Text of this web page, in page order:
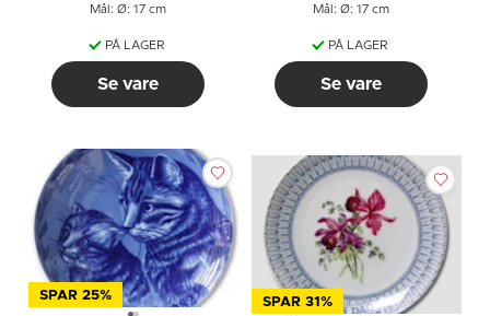
Mål: Ø: 17 cm
PÅ LAGER
Se vare
Mål: Ø: 17 cm
PÅ LAGER
Se vare
SPAR 25% SPAR 31%